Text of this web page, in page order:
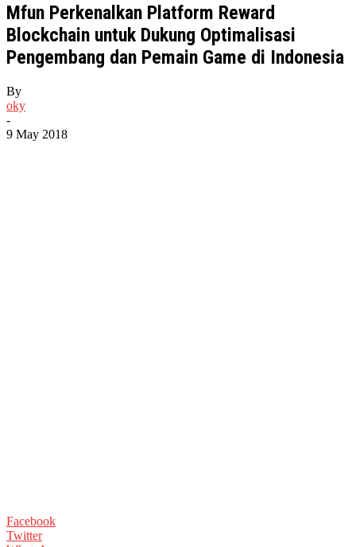
Mfun Perkenalkan Platform Reward
Blockchain untuk Dukung Optimalisasi
Pengembang dan Pemain Game di Indonesia
By
oky
-
9 May 2018
Facebook
Twitter